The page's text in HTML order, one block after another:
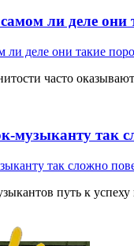
ли деле они
часто
так
путь к